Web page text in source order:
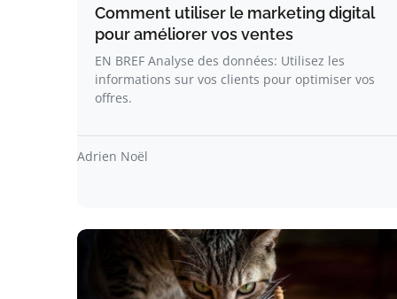
Comment utiliser le marketing digital
pour améliorer vos ventes
EN BREF Analyse des données: Utilisez les
informations sur vos clients pour optimiser vos
offres.
Adrien Noël